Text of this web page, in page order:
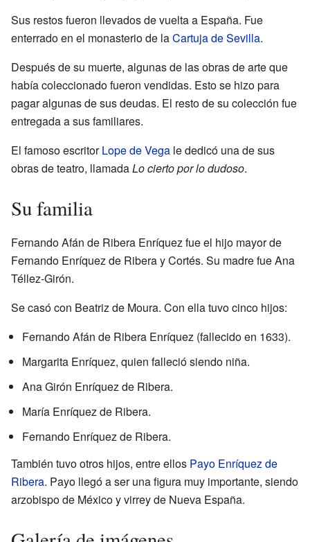
Sus restos fueron llevados de vuelta a España. Fue
enterrado en el monasterio de laCartuja de Sevilla.
Después de su muerte, algunas de las obras de arte que
había coleccionado fueron vendidas. Esto se hizo para
pagar algunas de sus deudas. El resto de su colección fue
entregada a sus familiares.
El famoso escritorLope de Vega le dedicó una de sus
obras de teatro, llamadaLo cierto por lo dudoso.
Su familia
Fernando Afán de Ribera Enríquez fue el hijo mayor de
Fernando Enríquez de Ribera y Cortés. Su madre fue Ana
Téllez-Girón.
Se casó con Beatriz de Moura. Con ella tuvo cinco hijos:
Fernando Afán de Ribera Enríquez (fallecido en 1633).
Margarita Enríquez, quien falleció siendo niña.
Ana Girón Enríquez de Ribera.
María Enríquez de Ribera.
Fernando Enríquez de Ribera.
También tuvo otros hijos, entre ellos Payo Enríquez de
Ribera. Payo llegó a ser una figura muy importante, siendo
arzobispo de México y virrey de Nueva España.